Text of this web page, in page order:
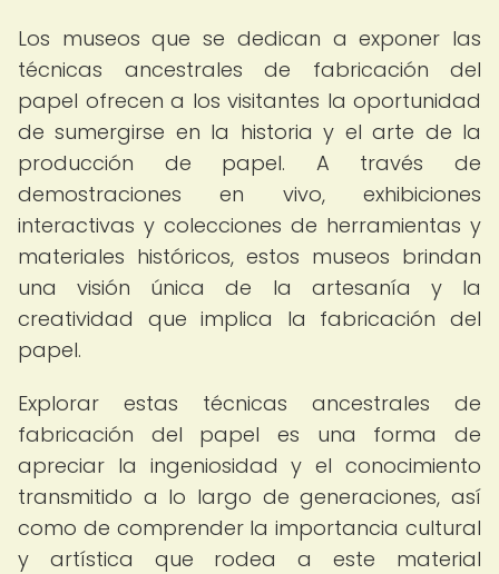
Los museos que se dedican a exponer las
técnicas ancestrales de fabricación del
papel ofrecen a los visitantes la oportunidad
de sumergirse en la historia y el arte de la
producción de papel. A través de
demostraciones en vivo, exhibiciones
interactivas y colecciones de herramientas y
materiales históricos, estos museos brindan
una visión única de la artesanía y la
creatividad que implica la fabricación del
papel.
Explorar estas técnicas ancestrales de
fabricación del papel es una forma de
apreciar la ingeniosidad y el conocimiento
transmitido a lo largo de generaciones, así
como de comprender la importancia cultural
y artística que rodea a este material